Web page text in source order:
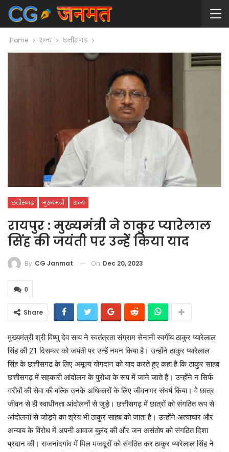
Home राज्य छत्तीसगढ़
छत्तीसगढ़ मुख्यमंत्री राज्य
रायपुर : मुख्यमंत्री ने ठाकुर प्यारेलाल
सिंह की जयंती पर उन्हेें किया याद
By CG Janmat On Dec 20, 2023
0
Share
मुख्यमंत्री श्री विष्णु देव साय ने स्वतंत्रता संग्राम सेनानी स्वर्गीय ठाकुर प्यारेलाल
सिंह की 21 दिसम्बर को जयंती पर उन्हें नमन किया है। उन्होंने ठाकुर प्यारेलाल
सिंह के छत्तीसगढ के लिए अमूल्य योगदान को याद करते हुए कहा है कि ठाकुर साहब
छत्तीसगढ़ में सहकारी आंदोलन के पुरोधा के रूप में जाने जाते हैं। उन्होंने न सिर्फ
गरीबों की सेवा की बल्कि उनके अधिकारों के लिए जीवनभर संघर्ष किया। वेे छात्र
जीवन से ही स्वाधीनता आंदोलनों से जुड़े। छत्तीसगढ़ में छात्रों को संगठित रूप से
आंदोलनों से जोड़ने का श्रेय भी ठाकुर साहब को जाता है। उन्होंने अत्याचार और
अन्याय के विरोध में अपनी आवाज बुलंद की और जन असंतोष को संगठित दिशा
प्रदान की। राजनांदगांव में मिल मजदूरों को संगठित कर ठाकुर प्यारेलाल सिंह ने